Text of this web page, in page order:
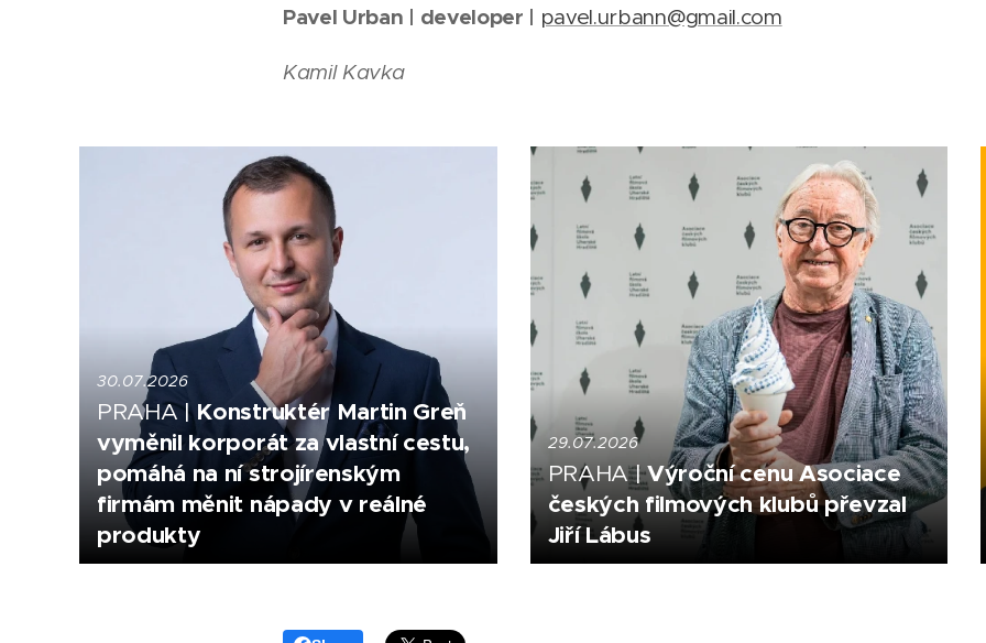
Pavel Urban | developer | pavel.urbann@gmail.com
Kamil Kavka
30.07.2026
PRAHA |Konstruktér Martin Greň
vyměnil korporát za vlastní cestu,
pomáhá na ní strojírenským
firmám měnit nápady v reálné
produkty
29.07.2026
PRAHA |Výroční cenu Asociace
českých filmových klubů převzal
Jiří Lábus